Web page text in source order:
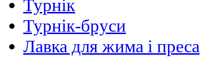
Турнік
Турнік-бруси
Лавка для жима і преса